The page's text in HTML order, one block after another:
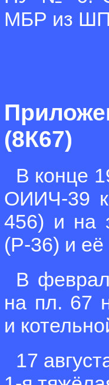
МБР из
(8К67)
В конце
ОИИЧ-39
456) и на
(Р-36) и её
В
на пл. 67
и
17